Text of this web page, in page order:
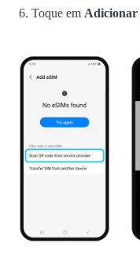
Toque em Adicionar